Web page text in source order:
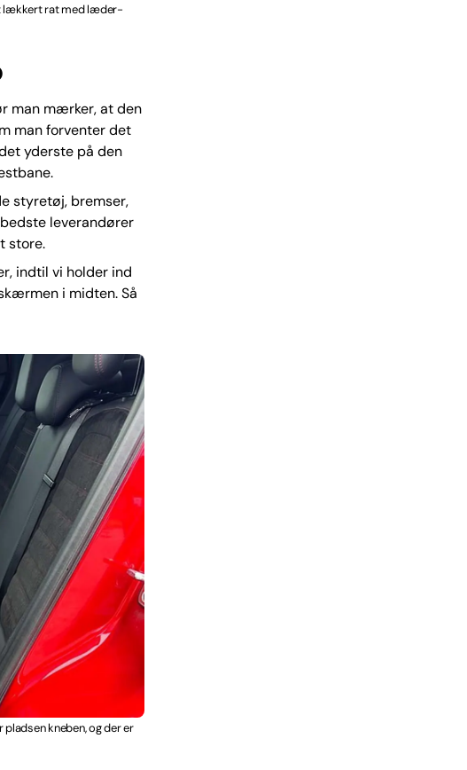
lækkert rat med læder-
man mærker, at den
man forventer det
yderste på den
styretøj, bremser,
leverandører
store.
indtil vi holder ind
i midten. Så
kneben, og der er